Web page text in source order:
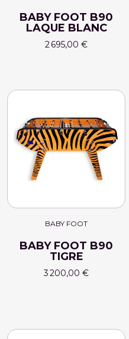
BABY FOOT B90
LAQUE BLANC
2 695,00 €
BABY FOOT
BABY FOOT B90
TIGRE
3 200,00 €